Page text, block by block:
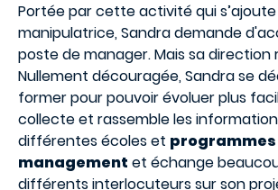
Portée par cette activité qui
manipulatrice, Sandra demande
poste de manager. Mais sa direction
Nullement découragée, Sandra se
former pour pouvoir évoluer plus
collecte et rassemble les
différentes écoles et programmes
management et échange
différents interlocuteurs sur son